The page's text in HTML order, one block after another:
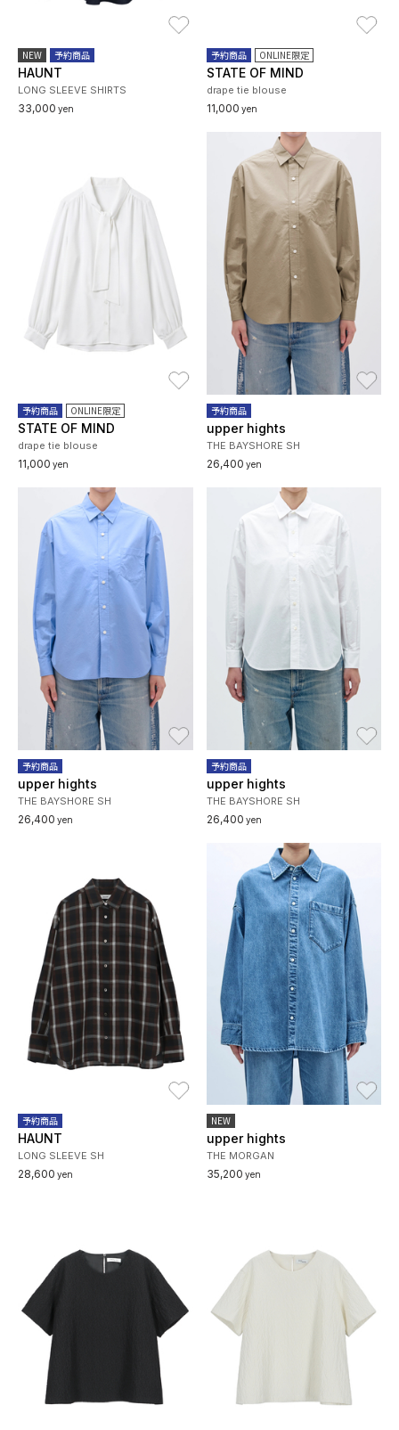
NEW 予約商品
HAUNT
LONG SLEEVE SHIRTS
33,000 yen
予約商品 ONLINE限定
STATE OF MIND
drape tie blouse
11,000 yen
お気に入り
予約商品 ONLINE限定
STATE OF MIND
drape tie blouse
11,000 yen
予約商品
upper hights
THE BAYSHORE SH
26,400 yen
お気に入り
予約商品
upper hights
THE BAYSHORE SH
26,400 yen
予約商品
upper hights
THE BAYSHORE SH
26,400 yen
お気に入り
予約商品
HAUNT
LONG SLEEVE SH
28,600 yen
NEW
upper hights
THE MORGAN
35,200 yen